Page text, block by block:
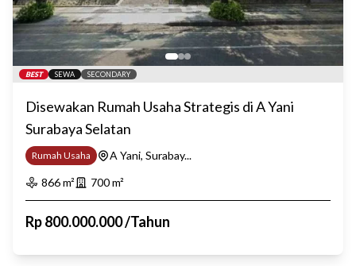
BEST SEWA SECONDARY
Disewakan Rumah Usaha Strategis di A Yani
Surabaya Selatan
Rumah Usaha
A Yani, Surabay...
866m² 700m²
Rp800.000.000/Tahun